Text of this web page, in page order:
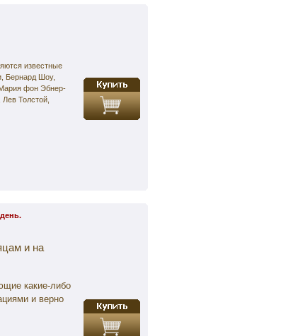
известные
Бернард Шоу,
фон Эбнер-
Толстой,
и на
какие-либо
и верно